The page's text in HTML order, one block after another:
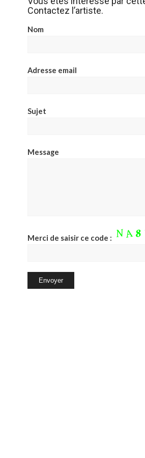
Contactez l’artiste.
Nom
Adresse email
Sujet
Message
Merci de saisir ce code :